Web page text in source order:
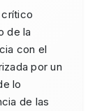
crítico
de la
con el
por un
lo
de las